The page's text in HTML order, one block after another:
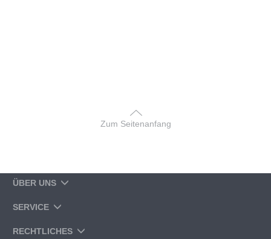
Zum Seitenanfang
ÜBER UNS
SERVICE
RECHTLICHES